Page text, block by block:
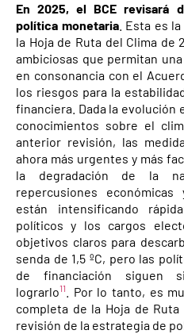
En 2025, el BCE revisará
política monetaria. Esta es
la Hoja de Ruta del Clima de
ambiciosas que permitan
en consonancia con el
los riesgos para la
financiera. Dada la evolución
conocimientos sobre el
anterior revisión, las
ahora más urgentes y más
la degradación de la
repercusiones
están intensificando
políticos y los cargos
objetivos claros para
senda de 1,5 ºC, pero las
de financiación siguen
lograrlo11
. Por lo tanto, es
completa de la Hoja de
revisión de la estrategia de